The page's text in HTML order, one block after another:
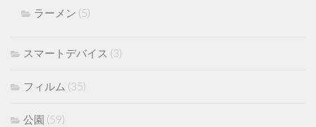
ラーメン (5)
スマートデバイス (3)
フィルム (35)
公園 (59)